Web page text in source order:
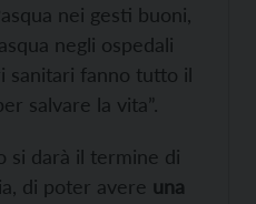
nei gesti buoni,
negli ospedali
sanitari fanno tutto il
salvare la vita”.
si darà il termine di
di poter avere una